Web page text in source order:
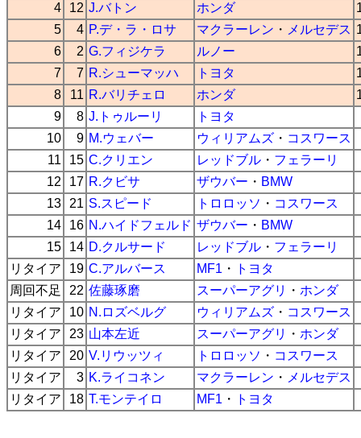
4
12 J.バトン ホンダ
5
4 P.デ・ラ・ロサ マクラーレン ・ メルセデス
6
2 G.フィジケラ ルノー
7
7 R.シューマッハ トヨタ
8
11 R.バリチェロ ホンダ
9
8 J.トゥルーリ
トヨタ
10
9 M.ウェバー ウィリアムズ ・ コスワース
11
15 C.クリエン レッドブル ・ フェラーリ
12
17 R.クビサ ザウバー ・ BMW
13
21 S.スピード トロロッソ ・ コスワース
14
16 N.ハイドフェルド ザウバー ・ BMW
15
14 D.クルサード レッドブル ・ フェラーリ
リタイア
19 C.アルバース MF1 ・
トヨタ
周回不足
22 佐藤琢磨 スーパーアグリ ・ ホンダ
リタイア
10 N.ロズベルグ ウィリアムズ ・ コスワース
リタイア
23 山本左近 スーパーアグリ ・ ホンダ
リタイア
20 V.リウッツィ トロロッソ ・ コスワース
リタイア
3 K.ライコネン マクラーレン ・ メルセデス
リタイア
18 T.モンテイロ MF1 ・ トヨタ